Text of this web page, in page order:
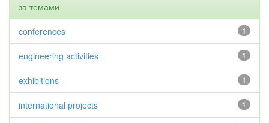
за темами
1
conferences
1
engineering activities
1
exhibitions
1
international projects